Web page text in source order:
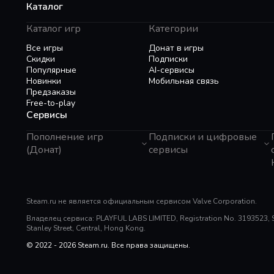
Каталог
Каталог игр
Все игры
Скидки
Популярные
Новинки
Предзаказы
Free-to-play
Категории
Донат в игры
Подписки
AI-сервисы
Мобильная связь
Сервисы
Пополнение игр
(Донат)
Genshin Impact
Super SUS
PUBG Mobile
Free Fire
Whiteout Survival
Подписки и цифровые
сервисы
Telegram Премиум
Rewarble
Razer Gold
Poppo Live
Steam.ru не является официальным сервисом Valve Corporation.
Владелец сервиса: PLAYFUL LABS LIMITED, Registration No.
Stanley Street, Central, Hong Kong.
© 2022 - 2026 Steam.ru. Все права защищены.